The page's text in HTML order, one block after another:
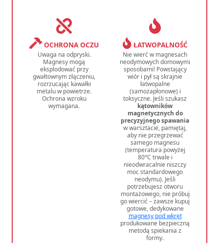
OCHRONA OCZU
Uwaga na odpryski.
Magnesy mogą
eksplodować przy
gwałtownym złączeniu,
rozrzucając kawałki
metalu w powietrze.
Ochrona wzroku
wymagana.
ŁATWOPALNOŚĆ
Nie wierć w magnesach
neodymowych domowymi
sposobami! Powstający
wiór i pył są skrajnie
łatwopalne
(samozapłonowe) i
toksyczne. Jeśli szukasz
kątowników
magnetycznych do
precyzyjnego spawania
w warsztacie, pamiętaj,
aby nie przegrzewać
samego magnesu
(temperatura powyżej
80°C trwale i
nieodwracalnie niszczy
moc standardowego
neodymu). Jeśli
potrzebujesz otworu
montażowego, nie próbuj
go wiercić – zawsze kupuj
gotowe, dedykowane
magnesy pod wkręt
produkowane bezpieczną
metodą spiekania z
formy.